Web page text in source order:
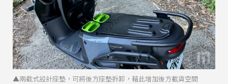
▲兩截式設計座墊，可將後方座墊拆卸，藉此增加後方載貨空間